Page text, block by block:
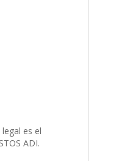
es el
ADI.